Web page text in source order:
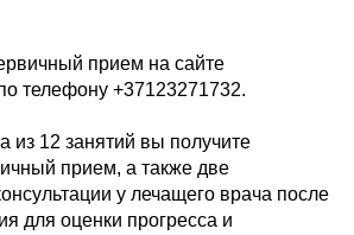
прием на сайте
телефону +37123271732.
из 12 занятий вы получите
прием, а также две
у лечащего врача после
для оценки прогресса и